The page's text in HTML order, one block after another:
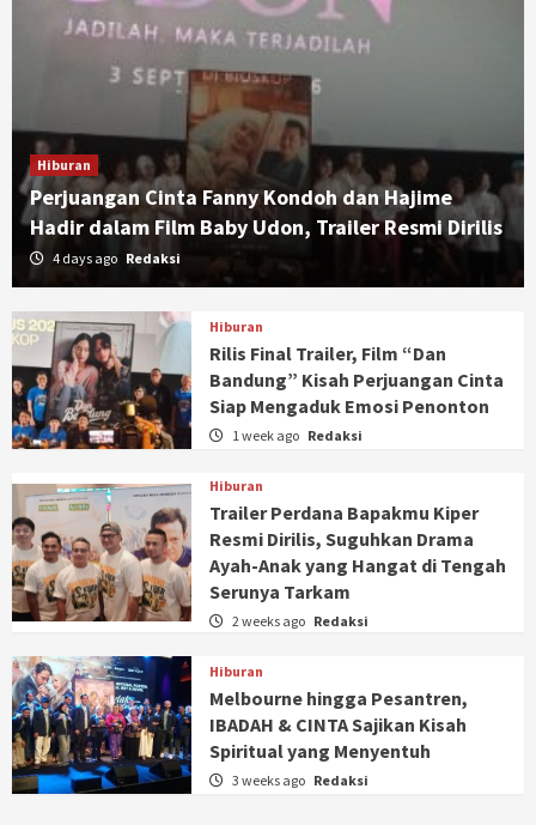
Hiburan
Perjuangan Cinta Fanny Kondoh dan Hajime
Hadir dalam Film Baby Udon, Trailer Resmi Dirilis
4 days ago Redaksi
Hiburan
Rilis Final Trailer, Film “Dan
Bandung” Kisah Perjuangan Cinta
Siap Mengaduk Emosi Penonton
1 week ago Redaksi
Hiburan
Trailer Perdana Bapakmu Kiper
Resmi Dirilis, Suguhkan Drama
Ayah-Anak yang Hangat di Tengah
Serunya Tarkam
2 weeks ago Redaksi
Hiburan
Melbourne hingga Pesantren,
IBADAH & CINTA Sajikan Kisah
Spiritual yang Menyentuh
3 weeks ago Redaksi